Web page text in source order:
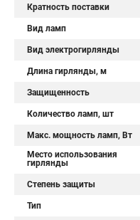
Кратность поставки
Вид ламп
Вид электрогирлянды
Длина гирлянды, м
Защищенность
Количество ламп, шт
Макс. мощность ламп, Вт
Место использования
гирлянды
Степень защиты
Тип